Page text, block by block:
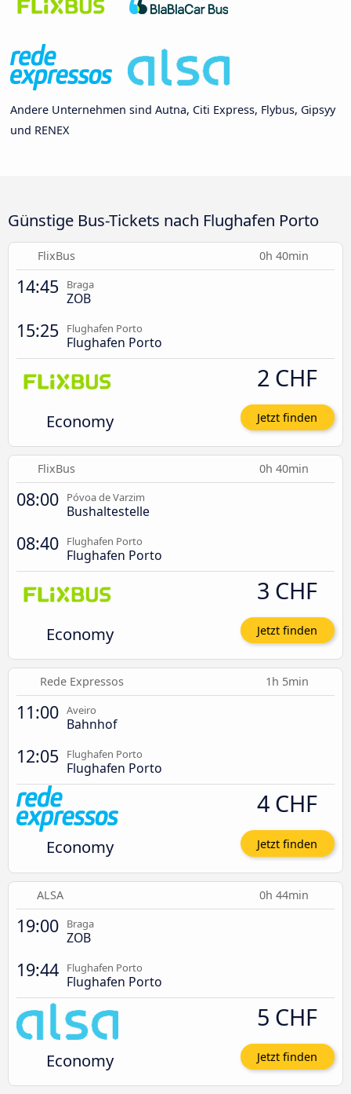
Andere Unternehmen sind Autna, Citi Express, Flybus, Gipsyy
und RENEX
Günstige Bus-Tickets nach Flughafen Porto
FlixBus 0h 40min
14:45 Braga
ZOB
15:25 Flughafen Porto
Flughafen Porto
Economy
2 CHF
Jetzt finden
FlixBus 0h 40min
08:00 Póvoa de Varzim
Bushaltestelle
08:40 Flughafen Porto
Flughafen Porto
Economy
3 CHF
Jetzt finden
Rede Expressos 1h 5min
11:00 Aveiro
Bahnhof
12:05 Flughafen Porto
Flughafen Porto
Economy
4 CHF
Jetzt finden
ALSA 0h 44min
19:00 Braga
ZOB
19:44 Flughafen Porto
Flughafen Porto
Economy
5 CHF
Jetzt finden